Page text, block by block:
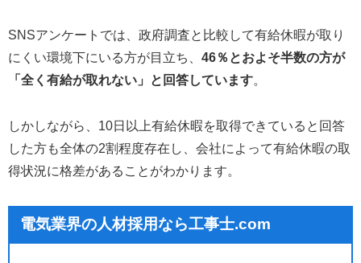
SNSアンケートでは、政府調査と比較して有給休暇が取り
にくい環境下にいる方が目立ち、 46％とおよそ半数の方が
「全く有給が取れない」と回答しています。
しかしながら、10日以上有給休暇を取得できていると回答
した方も全体の2割程度存在し、会社によって有給休暇の取
得状況に格差があることがわかります。
電気業界の人材採用なら工事士.com